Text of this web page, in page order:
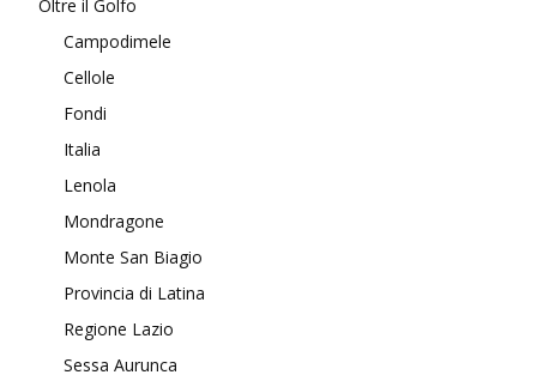
Oltre il Golfo
Campodimele
Cellole
Fondi
Italia
Lenola
Mondragone
Monte San Biagio
Provincia di Latina
Regione Lazio
Sessa Aurunca